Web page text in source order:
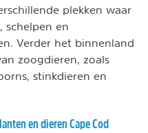
plekken waar
schelpen en
Verder het binnenland
zoogdieren, zoals
stinkdieren en
en dieren Cape Cod